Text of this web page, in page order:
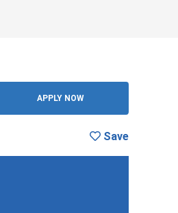
APPLY NOW
Save